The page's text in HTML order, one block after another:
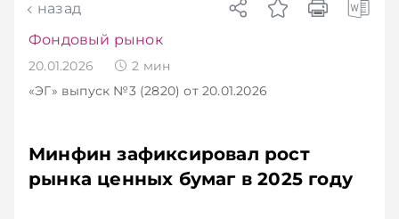
назад
Фондовый рынок
20.01.2026 2 мин
«ЭГ» выпуск №3 (2820) от 20.01.2026
Минфин зафиксировал рост
рынка ценных бумаг в 2025 году